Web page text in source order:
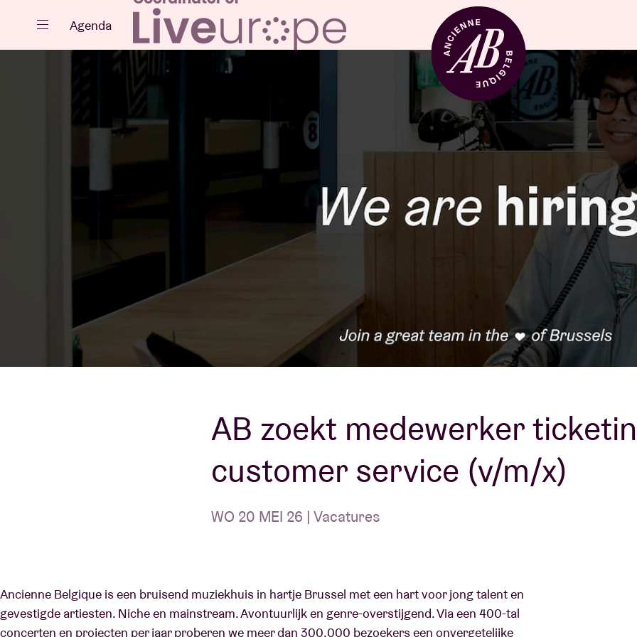
Sluiten
Agenda
Projecten
Nieuws
AB ❤ you
Zaalhuur
BRDCST
ABtv
Over AB
Contact
Agenda
AB zoekt medewerker
customer service (v/m/x)
WO 20 MEI 26 | Vacatures
Ancienne Belgique is een bruisend muziekhuis in hartje Brussel met een hart voor jong talent en
gevestigde artiesten. Niche en mainstream. Avontuurlijk en genre-overstijgend. Via een 400-tal
concerten en projecten per jaar proberen we meer dan 300.000 bezoekers een onvergetelijke